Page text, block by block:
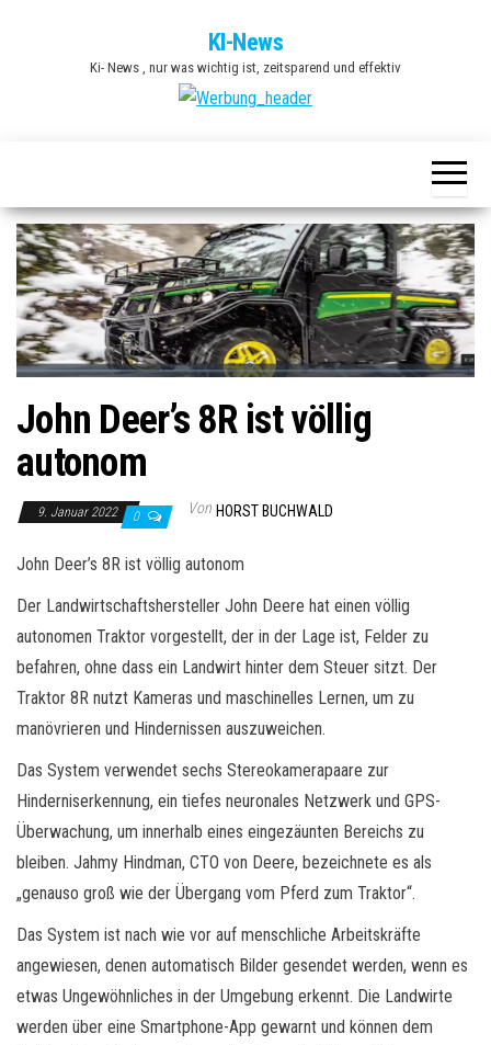
KI-News
Ki- News , nur was wichtig ist, zeitsparend und effektiv
John Deer’s 8R ist völlig
autonom
9. Januar 2022 0 Von HORST BUCHWALD
John Deer’s 8R ist völlig autonom
Der Landwirtschaftshersteller John Deere hat einen völlig
autonomen Traktor vorgestellt, der in der Lage ist, Felder zu
befahren, ohne dass ein Landwirt hinter dem Steuer sitzt. Der
Traktor 8R nutzt Kameras und maschinelles Lernen, um zu
manövrieren und Hindernissen auszuweichen.
Das System verwendet sechs Stereokamerapaare zur
Hinderniserkennung, ein tiefes neuronales Netzwerk und GPS-
Überwachung, um innerhalb eines eingezäunten Bereichs zu
bleiben. Jahmy Hindman, CTO von Deere, bezeichnete es als
„genauso groß wie der Übergang vom Pferd zum Traktor“.
Das System ist nach wie vor auf menschliche Arbeitskräfte
angewiesen, denen automatisch Bilder gesendet werden, wenn es
etwas Ungewöhnliches in der Umgebung erkennt. Die Landwirte
werden über eine Smartphone-App gewarnt und können dem